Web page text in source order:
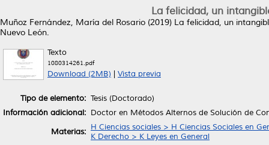
La felicidad, un
Muñoz Fernández, María del Rosario (2019) La felicidad, un
Nuevo León.
Texto
1080314261.pdf
Download (2MB) Vista previa
Tipo de elemento: Tesis (Doctorado)
Información adicional: Doctor en Métodos Alternos de Solución de
Materias: H Ciencias sociales > H Ciencias Sociales en
K Derecho > K Leyes en General